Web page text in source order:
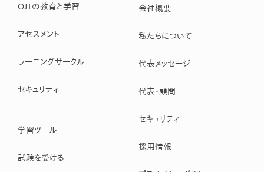
OJTの教育と学習
アセスメント
ラーニングサークル
セキュリティ
学習ツール
試験を受ける
会社概要
私たちについて
代表メッセージ
代表・顧問
セキュリティ
採用情報